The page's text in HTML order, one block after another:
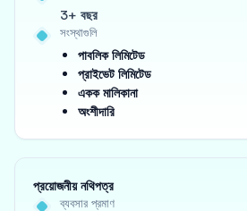
3+ বছর
সংস্থাগুলি
পাবলিক লিমিটেড
প্রাইভেট লিমিটেড
একক মালিকানা
অংশীদারি
প্রয়োজনীয় নথিপত্র
ব্যবসার প্রমাণ